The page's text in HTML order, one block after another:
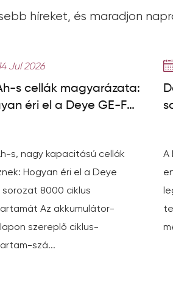
híreket, és maradjon
14 Jul 2026
s cellák magyarázata:
éri el a Deye GE-F
s, nagy kapacitású cellák
Hogyan éri el a Deye
sorozat 8000 ciklus
Az akkumulátor-
szereplő ciklus-
szá...
A